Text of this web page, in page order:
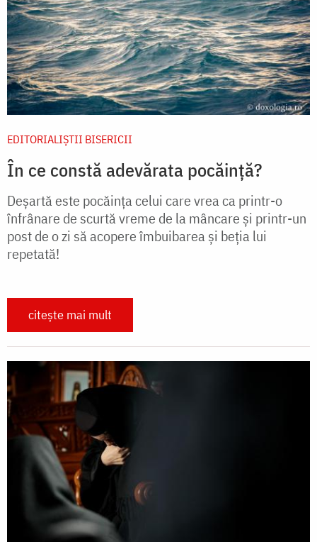
EDITORIALIȘTII BISERICII
În ce constă adevărata pocăință?
Deșartă este pocăința celui care vrea ca printr-o
înfrânare de scurtă vreme de la mâncare și printr-un
post de o zi să acopere îmbuibarea și beția lui
repetată!
citește mai mult